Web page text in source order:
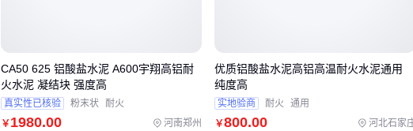
从耐火水泥
选型到配套材料，关键是根据窑炉的实际工况做
组合匹配。温度、腐蚀性和热震频率这三个维度，比单纯比较
价格更能帮你做出明智选择。
￥1980.00 河南郑州
CA50 625 铝酸盐水泥 A600宇翔高铝耐
火水泥 凝结块 强度高
真实性已核验 粉末状 耐火
￥800.00 河北石家
优质铝酸盐水泥高铝高温耐火水泥通用
纯度高
实地验商 耐火 通用